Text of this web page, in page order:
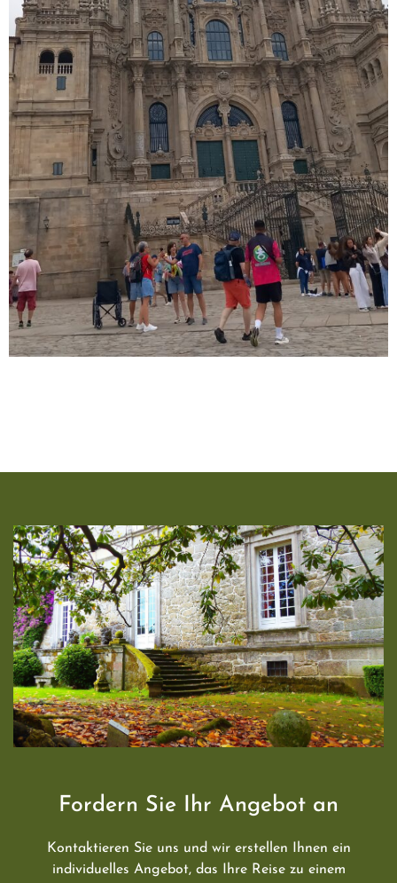
Fordern Sie Ihr Angebot an
Kontaktieren Sie uns und wir erstellen Ihnen ein
individuelles Angebot, das Ihre Reise zu einem